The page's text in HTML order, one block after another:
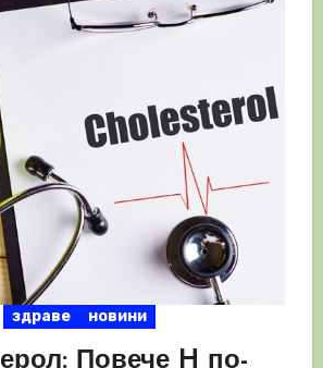
здраве новини
Повече H по-